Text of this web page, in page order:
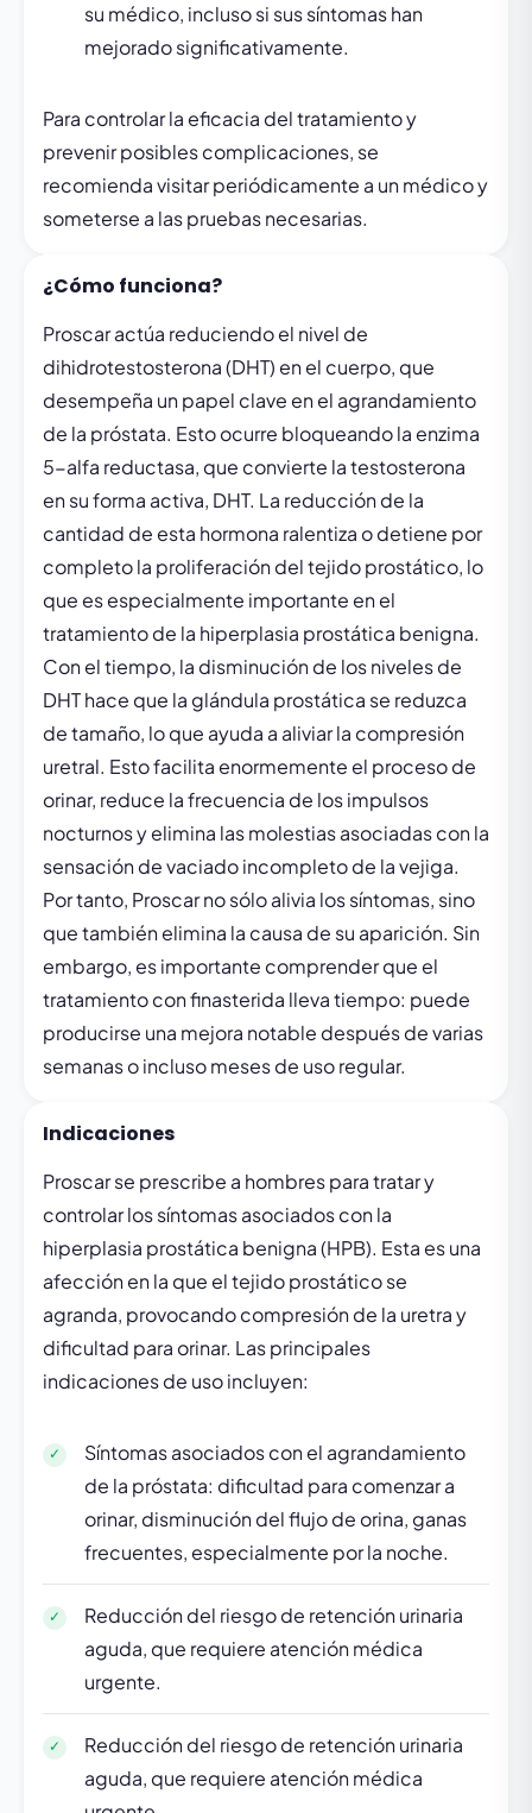
su médico, incluso si sus síntomas han
mejorado significativamente.
Para controlar la eficacia del tratamiento y
prevenir posibles complicaciones, se
recomienda visitar periódicamente a un médico y
someterse a las pruebas necesarias.
¿Cómo funciona?
Proscar actúa reduciendo el nivel de
dihidrotestosterona (DHT) en el cuerpo, que
desempeña un papel clave en el agrandamiento
de la próstata. Esto ocurre bloqueando la enzima
5-alfa reductasa, que convierte la testosterona
en su forma activa, DHT. La reducción de la
cantidad de esta hormona ralentiza o detiene por
completo la proliferación del tejido prostático, lo
que es especialmente importante en el
tratamiento de la hiperplasia prostática benigna.
Con el tiempo, la disminución de los niveles de
DHT hace que la glándula prostática se reduzca
de tamaño, lo que ayuda a aliviar la compresión
uretral. Esto facilita enormemente el proceso de
orinar, reduce la frecuencia de los impulsos
nocturnos y elimina las molestias asociadas con la
sensación de vaciado incompleto de la vejiga.
Por tanto, Proscar no sólo alivia los síntomas, sino
que también elimina la causa de su aparición. Sin
embargo, es importante comprender que el
tratamiento con finasterida lleva tiempo: puede
producirse una mejora notable después de varias
semanas o incluso meses de uso regular.
Indicaciones
Proscar se prescribe a hombres para tratar y
controlar los síntomas asociados con la
hiperplasia prostática benigna (HPB). Esta es una
afección en la que el tejido prostático se
agranda, provocando compresión de la uretra y
dificultad para orinar. Las principales
indicaciones de uso incluyen:
Síntomas asociados con el agrandamiento
de la próstata: dificultad para comenzar a
orinar, disminución del flujo de orina, ganas
frecuentes, especialmente por la noche.
Reducción del riesgo de retención urinaria
aguda, que requiere atención médica
urgente.
Reducción del riesgo de retención urinaria
aguda, que requiere atención médica